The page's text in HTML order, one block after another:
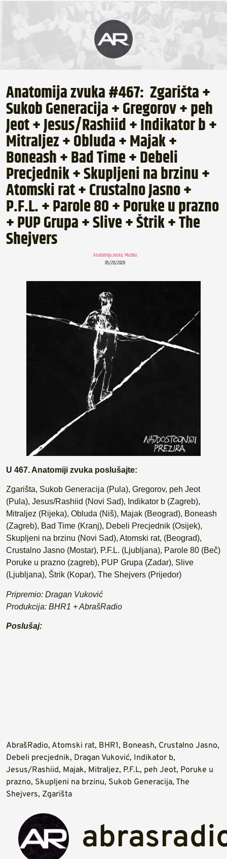
Anatomija zvuka #467: Zgarišta +
Sukob Generacija + Gregorov + peh
Jeot + Jesus/Rashiid + Indikator b +
Mitraljez + Obluda + Majak +
Boneash + Bad Time + Debeli
Precjednik + Skupljeni na brzinu +
Atomski rat + Crustalno Jasno +
P.F.L. + Parole 80 + Poruke u prazno
+ PUP Grupa + Slive + Štrik + The
Shejvers
Anatomija zvuka,Muzika
05/20/2026
U 467. Anatomiji zvuka poslušajte:
Zgarišta, Sukob Generacija (Pula), Gregorov, peh Jeot
(Pula), Jesus/Rashiid (Novi Sad), Indikator b (Zagreb),
Mitraljez (Rijeka), Obluda (Niš), Majak (Beograd), Boneash
(Zagreb), Bad Time (Kranj), Debeli Precjednik (Osijek),
Skupljeni na brzinu (Novi Sad), Atomski rat, (Beograd),
Crustalno Jasno (Mostar), P.F.L. (Ljubljana), Parole 80 (Beč)
Poruke u prazno (zagreb), PUP Grupa (Zadar), Slive
(Ljubljana), Štrik (Kopar), The Shejvers (Prijedor)
Pripremio: Dragan Vuković
Produkcija: BHR1 + AbrašRadio
Poslušaj:
AbrašRadio, Atomski rat, BHR1, Boneash, Crustalno Jasno,
Debeli precjednik, Dragan Vuković, Indikator b,
Jesus/Rashiid, Majak, Mitraljez, P.F.L, peh Jeot, Poruke u
prazno, Skupljeni na brzinu, Sukob Generacija, The
Shejvers, Zgarišta